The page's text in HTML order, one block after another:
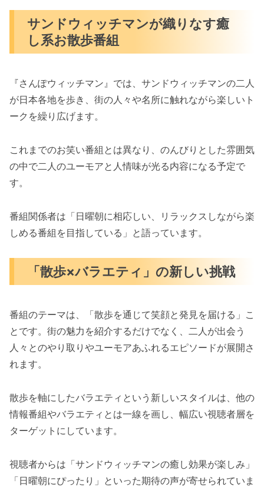
サンドウィッチマンが織りなす癒
し系お散歩番組
『さんぽウィッチマン』では、サンドウィッチマンの二人
が日本各地を歩き、街の人々や名所に触れながら楽しいト
ークを繰り広げます。
これまでのお笑い番組とは異なり、のんびりとした雰囲気
の中で二人のユーモアと人情味が光る内容になる予定で
す。
番組関係者は「日曜朝に相応しい、リラックスしながら楽
しめる番組を目指している」と語っています。
「散歩×バラエティ」の新しい挑戦
番組のテーマは、「散歩を通じて笑顔と発見を届ける」こ
とです。街の魅力を紹介するだけでなく、二人が出会う
人々とのやり取りやユーモアあふれるエピソードが展開さ
れます。
散歩を軸にしたバラエティという新しいスタイルは、他の
情報番組やバラエティとは一線を画し、幅広い視聴者層を
ターゲットにしています。
視聴者からは「サンドウィッチマンの癒し効果が楽しみ」
「日曜朝にぴったり」といった期待の声が寄せられていま